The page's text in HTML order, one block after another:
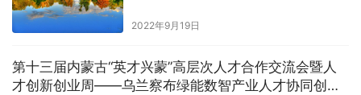
2022年9月19日
第十三届内蒙古“英才兴蒙”高层次人才合作交流会暨人
才创新创业周——乌兰察布绿能数智产业人才协同创新